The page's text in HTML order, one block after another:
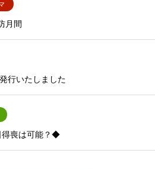
月間
行いたしました
喪は可能？◆